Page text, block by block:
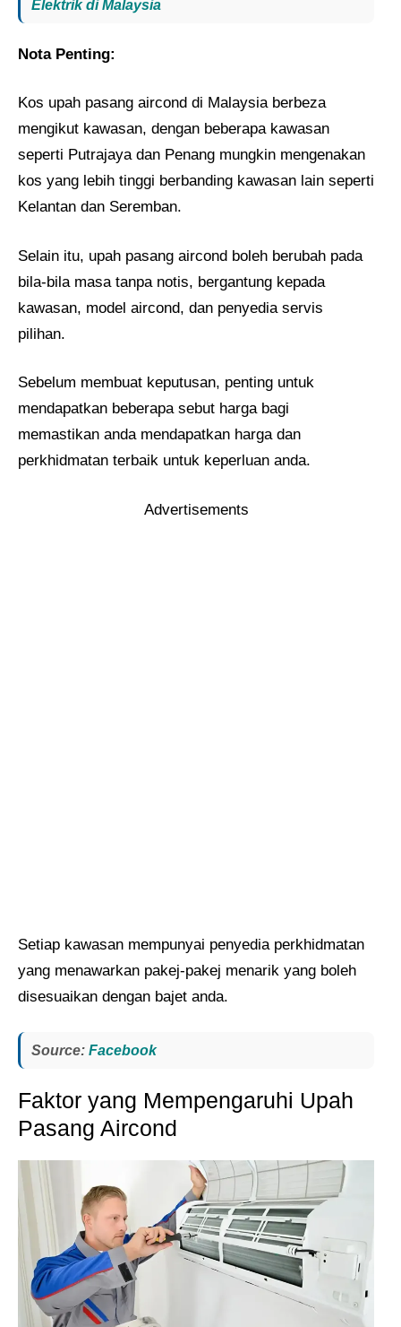
Elektrik di Malaysia
Nota Penting:
Kos upah pasang aircond di Malaysia berbeza
mengikut kawasan, dengan beberapa kawasan
seperti Putrajaya dan Penang mungkin mengenakan
kos yang lebih tinggi berbanding kawasan lain seperti
Kelantan dan Seremban.
Selain itu, upah pasang aircond boleh berubah pada
bila-bila masa tanpa notis, bergantung kepada
kawasan, model aircond, dan penyedia servis
pilihan.
Sebelum membuat keputusan, penting untuk
mendapatkan beberapa sebut harga bagi
memastikan anda mendapatkan harga dan
perkhidmatan terbaik untuk keperluan anda.
Advertisements
Setiap kawasan mempunyai penyedia perkhidmatan
yang menawarkan pakej-pakej menarik yang boleh
disesuaikan dengan bajet anda.
Source: Facebook
Faktor yang Mempengaruhi Upah
Pasang Aircond